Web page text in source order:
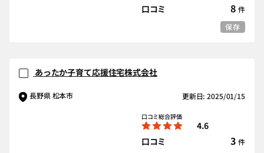
口コミ
8 件
保存
あったか子育て応援住宅株式会社
長野県 松本市 更新日: 2025/01/15
口コミ総合評価
4.6
口コミ
3 件